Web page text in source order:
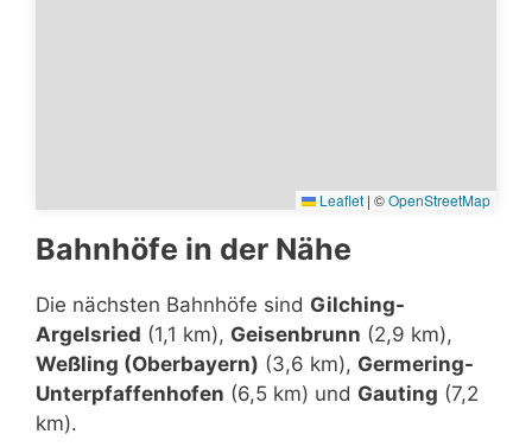
Leaflet | ©OpenStreetMap
Bahnhöfe in der Nähe
Die nächsten Bahnhöfe sind Gilching-
Argelsried (1,1 km), Geisenbrunn (2,9 km),
Weßling (Oberbayern) (3,6 km), Germering-
Unterpfaffenhofen (6,5 km) und Gauting (7,2
km).